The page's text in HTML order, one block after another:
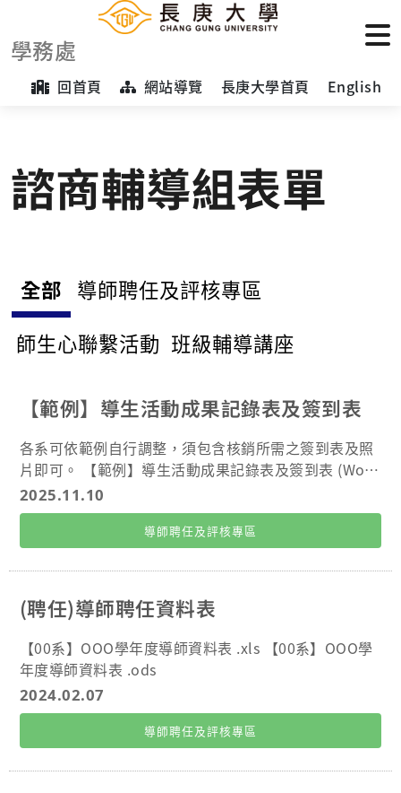
學務處
回首頁 網站導覽 長庚大學首頁 English
諮商輔導組表單
全部 導師聘任及評核專區
師生心聯繫活動 班級輔導講座
【範例】導生活動成果記錄表及簽到表
各系可依範例自行調整，須包含核銷所需之簽到表及照
片即可。 【範例】導生活動成果記錄表及簽到表 (Wor
d) 【範例】導生活動成果記錄表及簽到表 (ODT) 【範
例】導生活動成果記錄表及簽到表 (PDF)
2025.11.10
導師聘任及評核專區
(聘任)導師聘任資料表
【00系】OOO學年度導師資料表 .xls 【00系】OOO學
年度導師資料表 .ods
2024.02.07
導師聘任及評核專區